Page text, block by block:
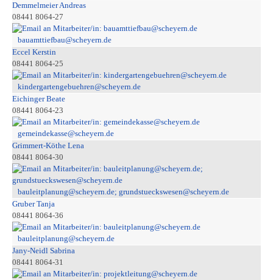
Demmelmeier Andreas
08441 8064-27
bauamttiefbau@scheyern.de
Eccel Kerstin
08441 8064-25
kindergartengebuehren@scheyern.de
Eichinger Beate
08441 8064-23
gemeindekasse@scheyern.de
Grimmert-Köthe Lena
08441 8064-30
bauleitplanung@scheyern.de; grundstueckswesen@scheyern.de
Gruber Tanja
08441 8064-36
bauleitplanung@scheyern.de
Jany-Neidl Sabrina
08441 8064-31